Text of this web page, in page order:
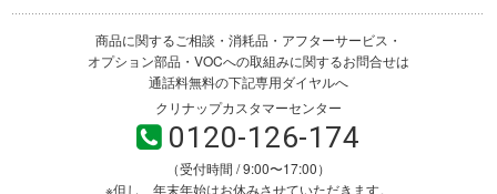
商品に関するご相談・消耗品・アフターサービス・
オプション部品・VOCへの取組みに関するお問合せは
通話料無料の下記専用ダイヤルへ
クリナップカスタマーセンター
0120-126-174
（受付時間 / 9:00〜17:00）
※但し、年末年始はお休みさせていただきます。